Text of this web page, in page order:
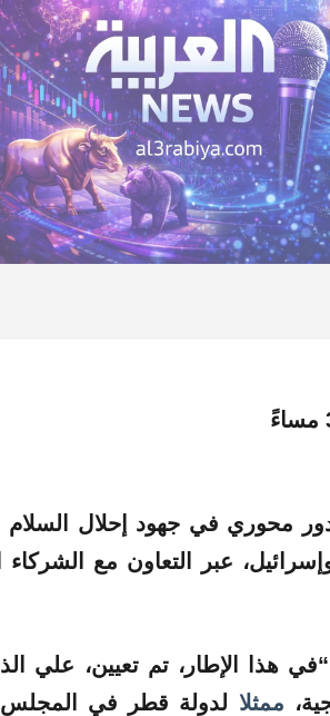
محوري في جهود إحلال السلام
عبر التعاون مع الشركاء
هذا الإطار، تمتعيين، علي
ممثل ا لدولة قطر في المجلس